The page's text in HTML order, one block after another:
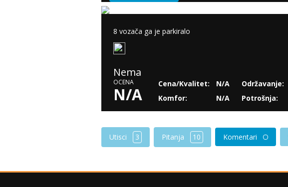
8 vozača ga je parkiralo
Nema
OCENA
N/A
Cena/Kvalitet:
N/A
Komfor:
N/A
Održavanje:
Potrošnja:
Utisci 3 Pitanja 10 Komentari